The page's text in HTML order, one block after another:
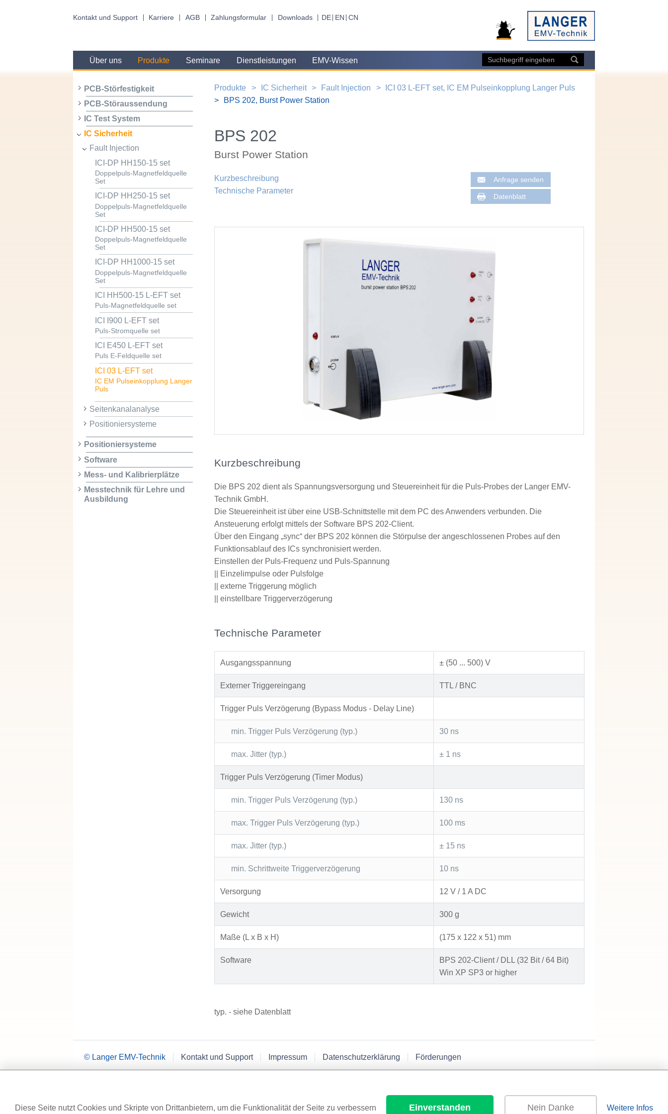
Kontakt und Support Karriere AGB Zahlungsformular Downloads DE EN CN
Über uns Produkte Seminare Dienstleistungen EMV-Wissen
PCB-Störfestigkeit
PCB-Störaussendung
IC Test System
IC Sicherheit
Fault Injection
ICI-DP HH150-15 set
Doppelpuls-Magnetfeldquelle
Set
ICI-DP HH250-15 set
Doppelpuls-Magnetfeldquelle
Set
ICI-DP HH500-15 set
Doppelpuls-Magnetfeldquelle
Set
ICI-DP HH1000-15 set
Doppelpuls-Magnetfeldquelle
Set
ICI HH500-15 L-EFT set
Puls-Magnetfeldquelle set
ICI I900 L-EFT set
Puls-Stromquelle set
ICI E450 L-EFT set
Puls E-Feldquelle set
ICI 03 L-EFT set
IC EM Pulseinkopplung Langer
Puls
Seitenkanalanalyse
Positioniersysteme
Positioniersysteme
Software
Mess- und Kalibrierplätze
Messtechnik für Lehre und
Ausbildung
Produkte IC Sicherheit Fault Injection
ICI 03 L-EFT set, IC EM Pulseinkopplung Langer Puls
BPS 202, Burst Power Station
BPS 202
Burst Power Station
Kurzbeschreibung
Technische Parameter
Anfrage senden
Datenblatt
Kurzbeschreibung
Die BPS 202 dient als Spannungsversorgung und Steuereinheit für die Puls-Probes der Langer EMV-
Technik GmbH.
Die Steuereinheit ist über eine USB-Schnittstelle mit dem PC des Anwenders verbunden. Die
Ansteuerung erfolgt mittels der Software BPS 202-Client.
Über den Eingang „sync“ der BPS 202 können die Störpulse der angeschlossenen Probes auf den
Funktionsablauf des ICs synchronisiert werden.
Einstellen der Puls-Frequenz und Puls-Spannung
|| Einzelimpulse oder Pulsfolge
|| externe Triggerung möglich
|| einstellbare Triggerverzögerung
Technische Parameter
Ausgangsspannung ± (50 ... 500) V
Externer Triggereingang TTL / BNC
Trigger Puls Verzögerung (Bypass Modus - Delay Line)
min. Trigger Puls Verzögerung (typ.) 30 ns
max. Jitter (typ.) ± 1 ns
Trigger Puls Verzögerung (Timer Modus)
min. Trigger Puls Verzögerung (typ.) 130 ns
max. Trigger Puls Verzögerung (typ.) 100 ms
max. Jitter (typ.) ± 15 ns
min. Schrittweite Triggerverzögerung 10 ns
Versorgung 12 V / 1 A DC
Gewicht 300 g
Maße (L x B x H) (175 x 122 x 51) mm
Software
BPS 202-Client / DLL (32 Bit / 64 Bit)
Win XP SP3 or higher
typ. - siehe Datenblatt
© Langer EMV-Technik Kontakt und Support Impressum Datenschutzerklärung Förderungen
Diese Seite nutzt Cookies und Skripte von Drittanbietern, um die Funktionalität der Seite zu verbessern Einverstanden Nein Danke Weitere Infos